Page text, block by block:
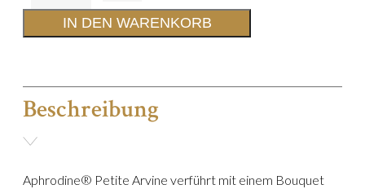
Petite
50
cl
IN DEN WARENKORB
Beschreibung
Aphrodine® Petite Arvine verführt mit einem Bouquet